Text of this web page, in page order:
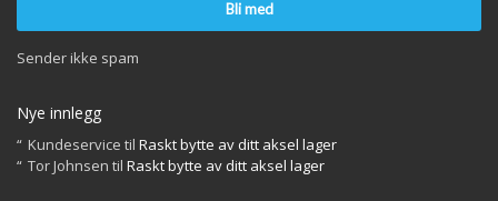
Sender ikke spam
Nye innlegg
Kundeservice til Raskt bytte av ditt aksel lager
Tor Johnsen til Raskt bytte av ditt aksel lager